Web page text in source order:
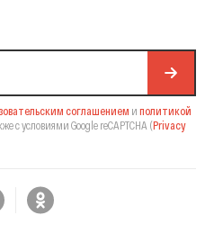
соглашением и политикой
с условиями Google reCAPTCHA (Privacy